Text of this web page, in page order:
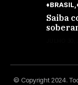
♦BRASIL
Saiba
© Copyright 2024.